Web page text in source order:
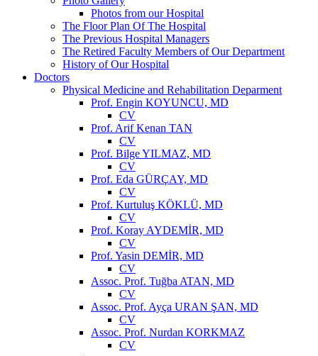
Photos from our Hospital
The Floor Plan Of The Hospital
The Previous Hospital Managers
The Retired Faculty Members of Our Department
History of Our Hospital
Doctors
Physical Medicine and Rehabilitation Deparment
Prof. Engin KOYUNCU, MD
CV
Prof. Arif Kenan TAN
CV
Prof. Bilge YILMAZ, MD
CV
Prof. Eda GÜRÇAY, MD
CV
Prof. Kurtuluş KÖKLÜ, MD
CV
Prof. Koray AYDEMİR, MD
CV
Prof. Yasin DEMİR, MD
CV
Assoc. Prof. Tuğba ATAN, MD
CV
Assoc. Prof. Ayça URAN ŞAN, MD
CV
Assoc. Prof. Nurdan KORKMAZ
CV